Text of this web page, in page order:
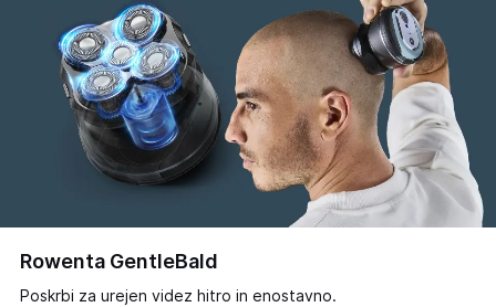
Rowenta GentleBald
Poskrbi za urejen videz hitro in enostavno.